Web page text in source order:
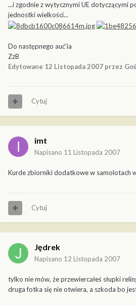
...i zgodnie z wytycznymi UE dotyczącymi
jednostki wielkości...
Do następnego auć'ia
ZzB
Edytowane 12 Listopada 2007 przez
Cytuj
imt
Napisano 11 Listopada 2007
Kurde zbiorniki dodatkowe w samolotach
Cytuj
Jędrek
Napisano 12 Listopada 2007
tylko nie mów, że przewiercałeś słupki
druga fotka się nie otwiera, a szkoda bo